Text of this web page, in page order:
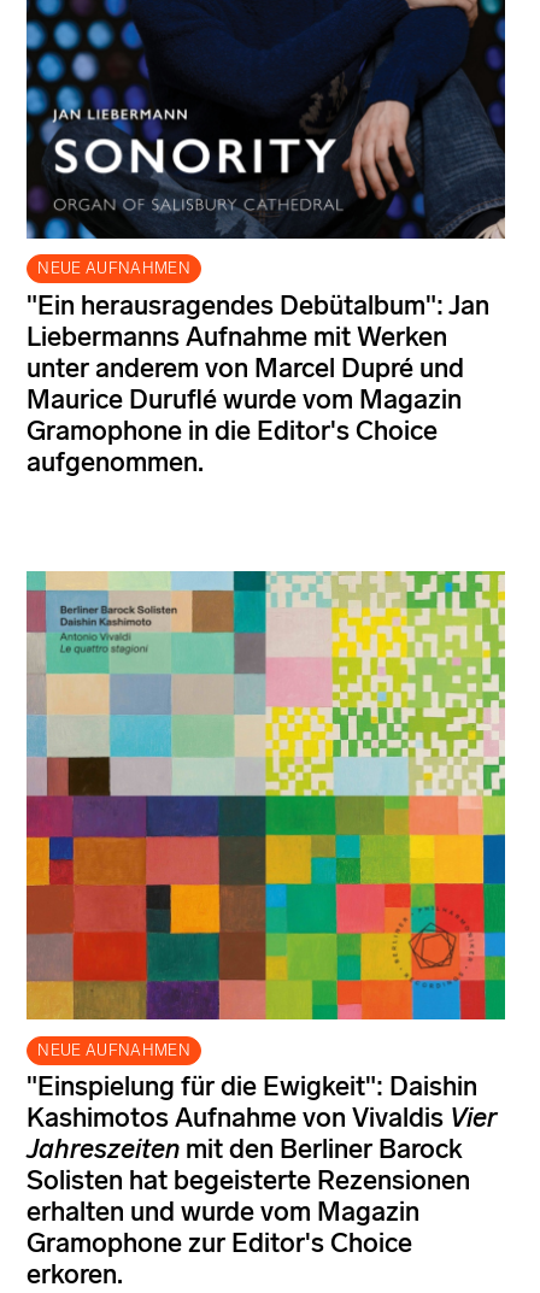
NEUE AUFNAHMEN
"Ein herausragendes Debütalbum": Jan
Liebermanns Aufnahme mit Werken
unter anderem von Marcel Dupré und
Maurice Duruflé wurde vom Magazin
Gramophone in die Editor's Choice
aufgenommen.
NEUE AUFNAHMEN
"Einspielung für die Ewigkeit": Daishin
Kashimotos Aufnahme von Vivaldis Vier
Jahreszeiten mit den Berliner Barock
Solisten hat begeisterte Rezensionen
erhalten und wurde vom Magazin
Gramophone zur Editor's Choice
erkoren.